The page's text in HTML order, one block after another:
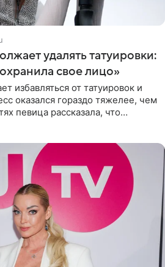
удалять татуировки:
свое лицо»
избавляться от татуировок и
оказался гораздо тяжелее, чем
певица рассказала, что